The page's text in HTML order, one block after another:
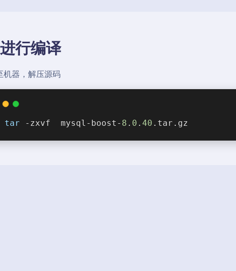
行编译
机器，解压源码
tar -zxvf  mysql-boost- 8 . 0 . 40 .tar.gz